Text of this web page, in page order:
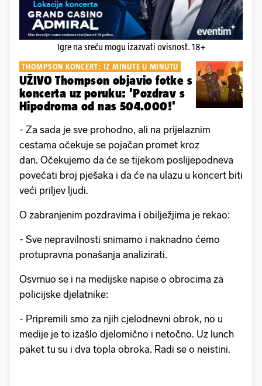
Igre na sreću mogu izazvati ovisnost. 18+
THOMPSON KONCERT: IZ MINUTE U MINUTU
UŽIVO Thompson objavio fotke s
koncerta uz poruku: 'Pozdrav s
Hipodroma od nas 504.000!'
- Za sada je sve prohodno, ali na prijelaznim
cestama očekuje se pojačan promet kroz
dan. Očekujemo da će se tijekom poslijepodneva
povećati broj pješaka i da će na ulazu u koncert biti
veći priljev ljudi.
O zabranjenim pozdravima i obilježjima je rekao:
- Sve nepravilnosti snimamo i naknadno ćemo
protupravna ponašanja analizirati.
Osvrnuo se i na medijske napise o obrocima za
policijske djelatnike:
- Pripremili smo za njih cjelodnevni obrok, no u
medije je to izašlo djelomično i netočno. Uz lunch
paket tu su i dva topla obroka. Radi se o neistini.